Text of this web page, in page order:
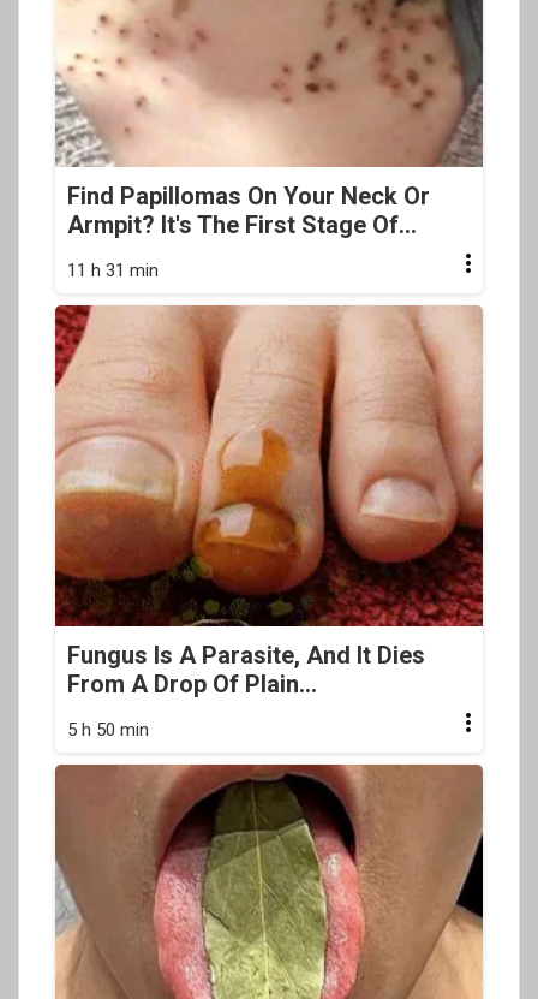
Find Papillomas On Your Neck Or
Armpit? It's The First Stage Of...
11 h 31 min
Fungus Is A Parasite, And It Dies
From A Drop Of Plain...
5 h 50 min